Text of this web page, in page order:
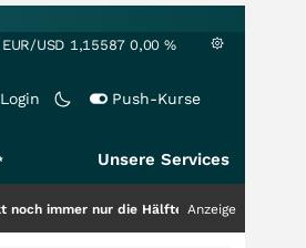
EUR/USD 1,15587 0,00 %
Login Push-Kurse
Unsere Services
nur die Hälfte der Story?+++Anzeige